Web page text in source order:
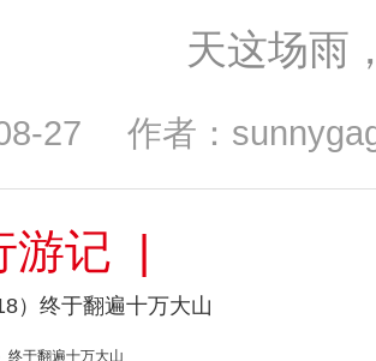
天这场雨
27 作者：
游记 |
）终于翻遍十万大山